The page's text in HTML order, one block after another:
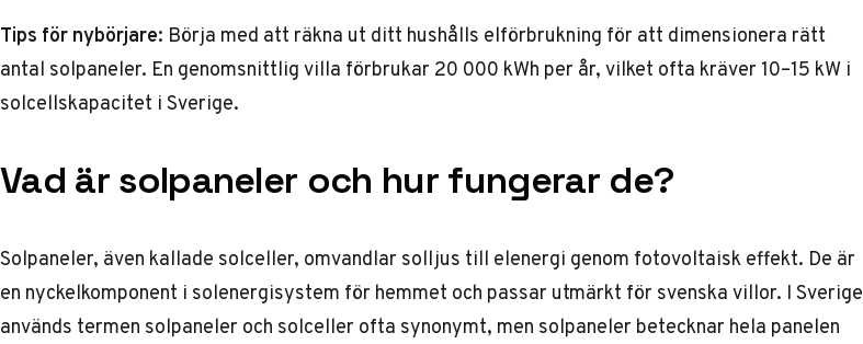
Tips för nybörjare: Börja med att räkna ut ditt hushålls elförbrukning för att dimensionera rätt
antal solpaneler. En genomsnittlig villa förbrukar 20 000 kWh per år, vilket ofta kräver 10–15 kW i
solcellskapacitet i Sverige.
Vad är solpaneler och hur fungerar de?
Solpaneler, även kallade solceller, omvandlar solljus till elenergi genom fotovoltaisk effekt. De är
en nyckelkomponent i solenergisystem för hemmet och passar utmärkt för svenska villor. I Sverige
används termen solpaneler och solceller ofta synonymt, men solpaneler betecknar hela panelen